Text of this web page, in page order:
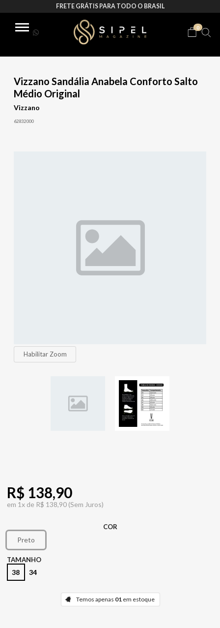
FRETE GRÁTIS PARA TODO O BRASIL
0
Vizzano Sandália Anabela Conforto Salto
Médio Original
Vizzano
62832000
Habilitar Zoom
R$ 138,90
em 1x de R$ 138,90 (Sem Juros)
COR
Preto
TAMANHO
38 34
Temos apenas 01em estoque